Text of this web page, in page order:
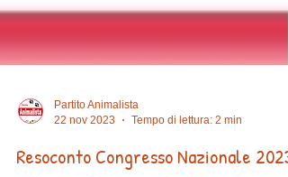
Partito Animalista